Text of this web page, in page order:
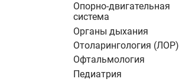
Опорно-двигательная
система
Органы дыхания
Отоларингология (ЛОР)
Офтальмология
Педиатрия